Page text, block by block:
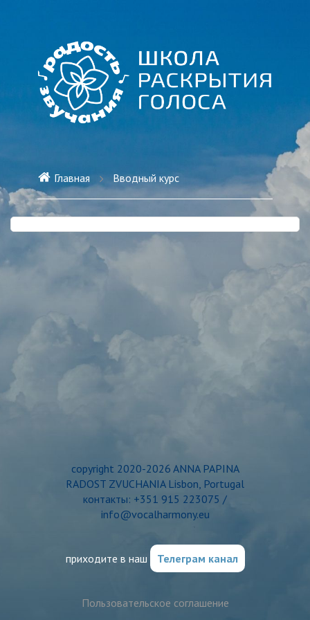
Главная Вводный курс
copyright 2020-2026 ANNA PAPINA
RADOST ZVUCHANIA Lisbon, Portugal
контакты: +351 915 223075 /
info@vocalharmony.eu
приходите в наш Телеграм канал
Пользовательское соглашение